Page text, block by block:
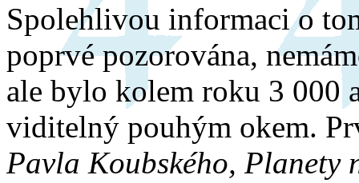
Spolehlivou informaci o
poprvé pozorována,
ale bylo kolem roku 3 000
viditelný pouhým okem.
Pavla Koubského, Planety